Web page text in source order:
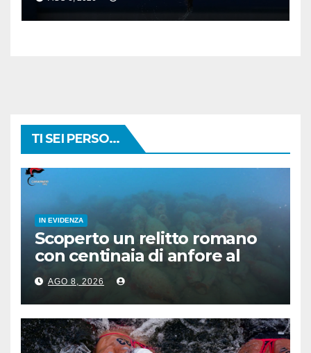
TI SEI PERSO...
IN EVIDENZA
Scoperto un relitto romano
con centinaia di anfore al
largo di Mazara del Vallo
AGO 8, 2026